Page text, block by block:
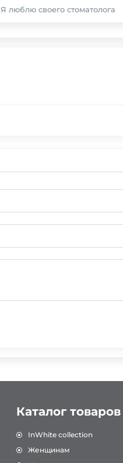
Я люблю своего стоматолога
Каталог товаров
InWhite collection
Женщинам